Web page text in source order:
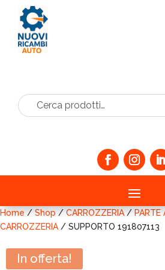
Cerca prodotti…
Home / Shop / CARROZZERIA/ PARTE
CARROZZERIA/ SUPPORTO 191807113
In offerta!